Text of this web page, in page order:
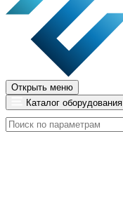
Открыть меню
Каталог оборудования